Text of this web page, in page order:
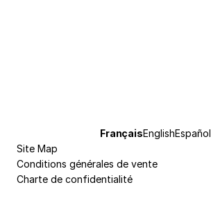
de
page
Langue
FrançaisEnglishEspañol
Site Map
Conditions générales de vente
Charte de confidentialité